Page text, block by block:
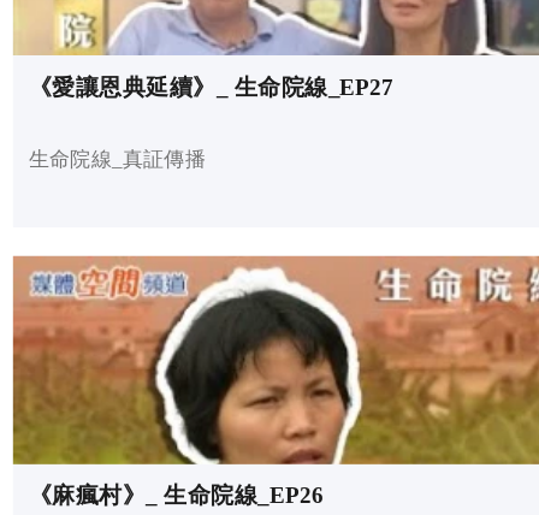
《愛讓恩典延續》_ 生命院線_EP27
生命院線_真証傳播
《麻瘋村》_ 生命院線_EP26